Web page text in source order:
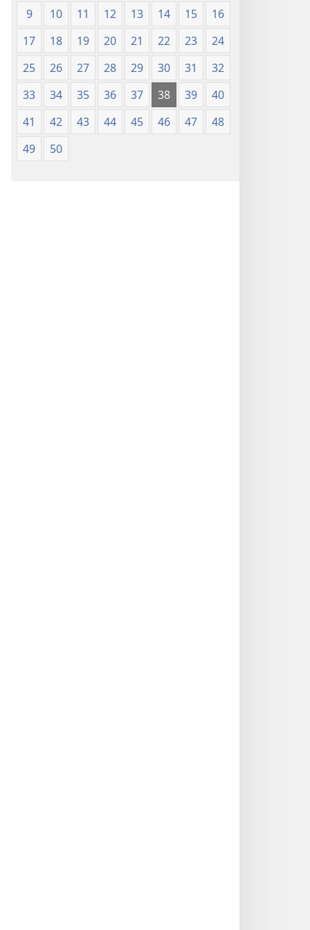
(Softcover
Edition)
9
10 11 12 13 14 15
16
17
18 19 20 21 22 23
24
25
26 27 28 29 30 31
32
33
34 35 36 37 38 39
40
41
42 43 44 45 46 47
48
49
50